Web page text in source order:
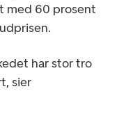
med 60 prosent
har stor tro
sier